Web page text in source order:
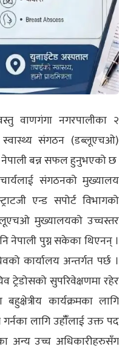
वाणगंगा नगरपालीका २
स्वास्थ्य संगठन (डब्लूएचओ)
नेपाली बन्न सफल हुनुभएको छ
संगठनको मुख्यालय
एन्ड सपोर्ट विभागको
मुख्यालयको उच्चस्तर
नेपाली पुग्न सकेका थिएनन् ।
कार्यालय अन्तर्गत पर्छ ।
सुपरिवेक्षणमा रहेर
कार्यक्रमका लागि
लागि उहाँँलाई उक्त पद
अन्य उच्च अधिकारीहरुसँग